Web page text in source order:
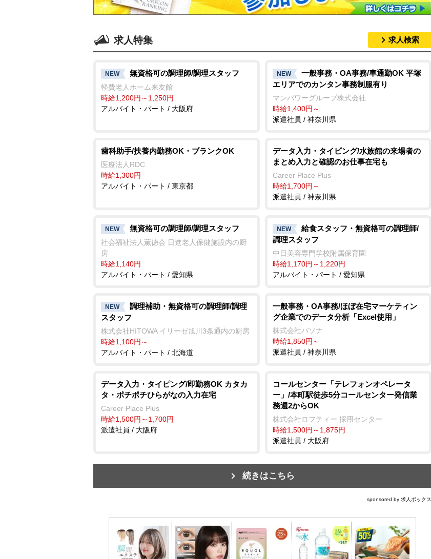
求人特集 求人検索
NEW 無資格可の調理師/調理スタッフ
軽費老人ホーム来友館
時給1,200円～1,250円
アルバイト・パート / 大阪府
NEW
一般事務・OA事務/車通勤OK 平塚
エリアでのカンタン事務制服有り
マンパワーグループ株式会社
時給1,400円～
派遣社員 / 神奈川県
歯科助手/扶養内勤務OK・ブランクOK
医療法人RDC
時給1,300円
アルバイト・パート / 東京都
データ入力・タイピング/水族館の来場者の
まとめ入力と確認のお仕事在宅も
Career Place Plus
時給1,700円～
派遣社員 / 神奈川県
NEW 無資格可の調理師/調理スタッフ
社会福祉法人薫徳会 日進老人保健施設内の厨
房
時給1,140円
アルバイト・パート / 愛知県
NEW
給食スタッフ・無資格可の調理師/
調理スタッフ
中日美容専門学校附属保育園
時給1,170円～1,220円
アルバイト・パート / 愛知県
NEW
調理補助・無資格可の調理師/調理
スタッフ
株式会社HITOWA イリーゼ旭川3条通内の厨房
時給1,100円～
アルバイト・パート / 北海道
一般事務・OA事務/ほぼ在宅マーケティン
グ企業でのデータ分析「Excel使用」
株式会社パソナ
時給1,850円～
派遣社員 / 神奈川県
データ入力・タイピング/即勤務OK カタカ
タ・ポチポチひらがなの入力在宅
Career Place Plus
時給1,500円～1,700円
派遣社員 / 大阪府
コールセンター「テレフォンオペレータ
ー」/本町駅徒歩5分コールセンター発信業
務週2からOK
株式会社ロフティー 採用センター
時給1,500円～1,875円
派遣社員 / 大阪府
続きはこちら
sponsored by 求人ボックス